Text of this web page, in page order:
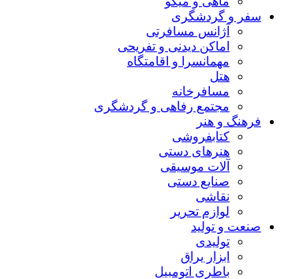
سفر و گردشگری
آژانس مسافرتی
اماکن دیدنی و تفریحی
مهمانسرا و اقامتگاه
هتل
مسافرخانه
مجتمع رفاهی و گردشگری
فرهنگ و هنر
کتابفروشی
هنرهای دستی
آلات موسیقی
صنایع دستی
نقاشی
لوازم تحریر
صنعت و تولید
تولیدی
ابزار یراق
باطری اتومبیل